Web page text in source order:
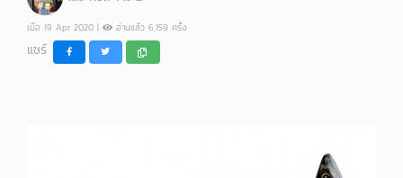
เมื่อ 19 Apr 2020 | อ่านแล้ว 6,159 ครั้ง
แชร์